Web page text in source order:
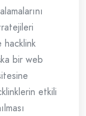
hacklink
bir web
etkili